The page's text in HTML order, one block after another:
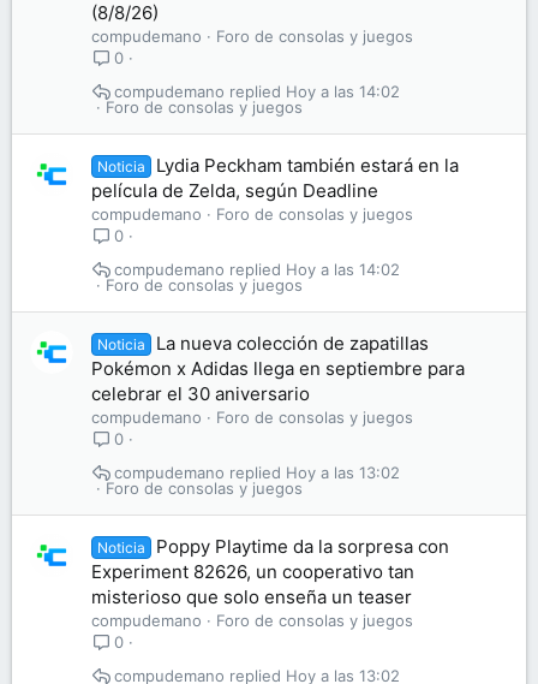
(8/8/26)
compudemano
Foro de consolas y juegos
0
Foro de consolas y juegos
Hoy a las 14:02
compudemano
Noticia
Lydia Peckham también estará en la
película de Zelda, según Deadline
compudemano
Foro de consolas y juegos
0
Foro de consolas y juegos
Hoy a las 14:02
compudemano
Noticia
La nueva colección de zapatillas
Pokémon x Adidas llega en septiembre para
celebrar el 30 aniversario
compudemano
Foro de consolas y juegos
0
Foro de consolas y juegos
Hoy a las 13:02
compudemano
Noticia
Poppy Playtime da la sorpresa con
Experiment 82626, un cooperativo tan
misterioso que solo enseña un teaser
compudemano
Foro de consolas y juegos
0
Hoy a las 13:02
compudemano